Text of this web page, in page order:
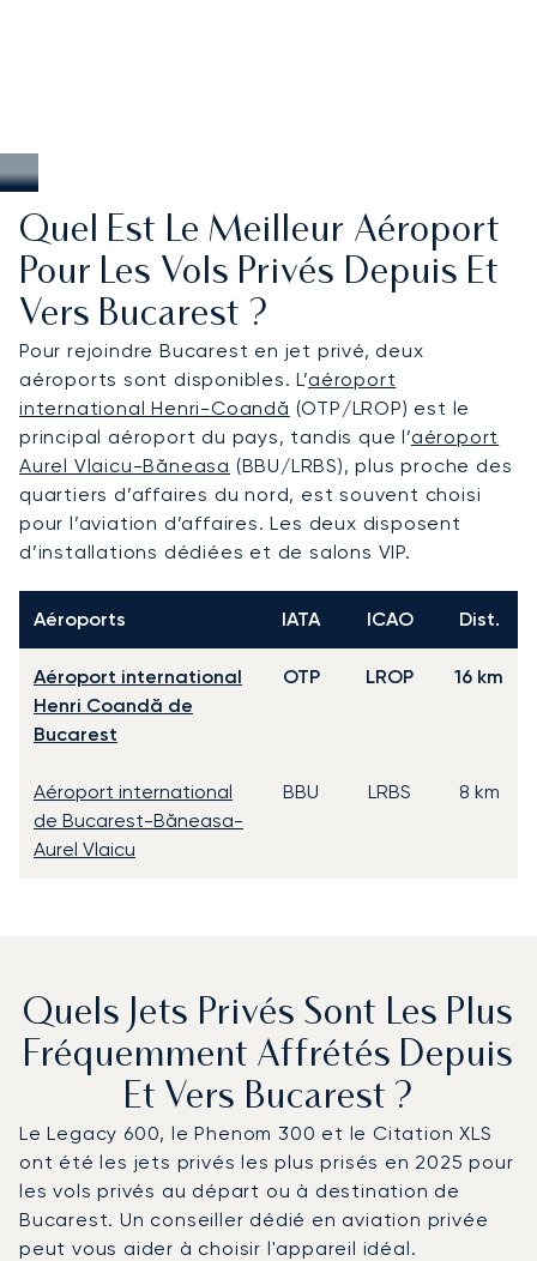
Quel Est Le Meilleur Aéroport
Pour Les Vols Privés Depuis Et
Vers Bucarest ?
Pour rejoindre Bucarest en jet privé, deux
aéroports sont disponibles. L’aéroport
international Henri-Coandă (OTP/LROP) est le
principal aéroport du pays, tandis que l’aéroport
Aurel Vlaicu-Băneasa (BBU/LRBS), plus proche des
quartiers d’affaires du nord, est souvent choisi
pour l’aviation d’affaires. Les deux disposent
d’installations dédiées et de salons VIP.
Aéroports IATA ICAO Dist.
Aéroport international
Henri Coandă de
Bucarest
OTP LROP 16 km
Aéroport international
de Bucarest-Băneasa-
Aurel Vlaicu
BBU LRBS 8 km
Quels Jets Privés Sont Les Plus
Fréquemment Affrétés Depuis
Et Vers Bucarest ?
Le Legacy 600, le Phenom 300 et le Citation XLS
ont été les jets privés les plus prisés en 2025 pour
les vols privés au départ ou à destination de
Bucarest. Un conseiller dédié en aviation privée
peut vous aider à choisir l'appareil idéal.